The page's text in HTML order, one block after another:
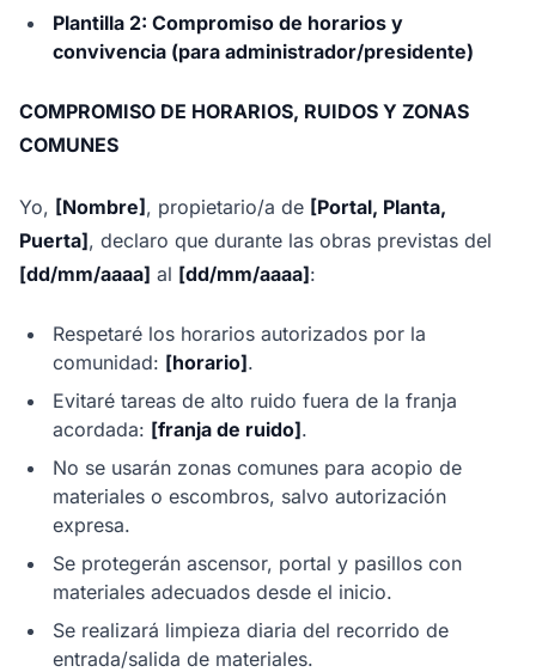
Plantilla 2: Compromiso de horarios y
convivencia (para administrador/presidente)
COMPROMISO DE HORARIOS, RUIDOS Y ZONAS
COMUNES
Yo, [Nombre] , propietario/a de [Portal, Planta,
Puerta], declaro que durante las obras previstas del
[dd/mm/aaaa] al [dd/mm/aaaa]:
Respetaré los horarios autorizados por la
comunidad: [horario].
Evitaré tareas de alto ruido fuera de la franja
acordada: [franja de ruido].
No se usarán zonas comunes para acopio de
materiales o escombros, salvo autorización
expresa.
Se protegerán ascensor, portal y pasillos con
materiales adecuados desde el inicio.
Se realizará limpieza diaria del recorrido de
entrada/salida de materiales.